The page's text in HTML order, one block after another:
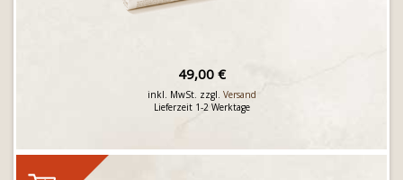
49,00 €
inkl. MwSt. zzgl. Versand
Lieferzeit 1-2 Werktage